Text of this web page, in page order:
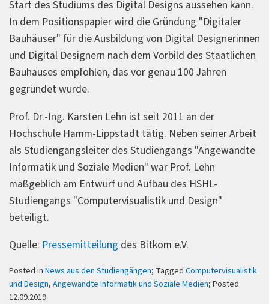
Start des Studiums des Digital Designs aussehen kann.
In dem Positionspapier wird die Gründung "Digitaler
Bauhäuser" für die Ausbildung von Digital Designerinnen
und Digital Designern nach dem Vorbild des Staatlichen
Bauhauses empfohlen, das vor genau 100 Jahren
gegründet wurde.
Prof. Dr.-Ing. Karsten Lehn ist seit 2011 an der
Hochschule Hamm-Lippstadt tätig. Neben seiner Arbeit
als Studiengangsleiter des Studiengangs "Angewandte
Informatik und Soziale Medien" war Prof. Lehn
maßgeblich am Entwurf und Aufbau des HSHL-
Studiengangs "Computervisualistik und Design"
beteiligt.
Quelle: Pressemitteilung des Bitkom e.V.
Posted in News aus den Studiengängen; Tagged Computervisualistik
und Design, Angewandte Informatik und Soziale Medien; Posted
12.09.2019